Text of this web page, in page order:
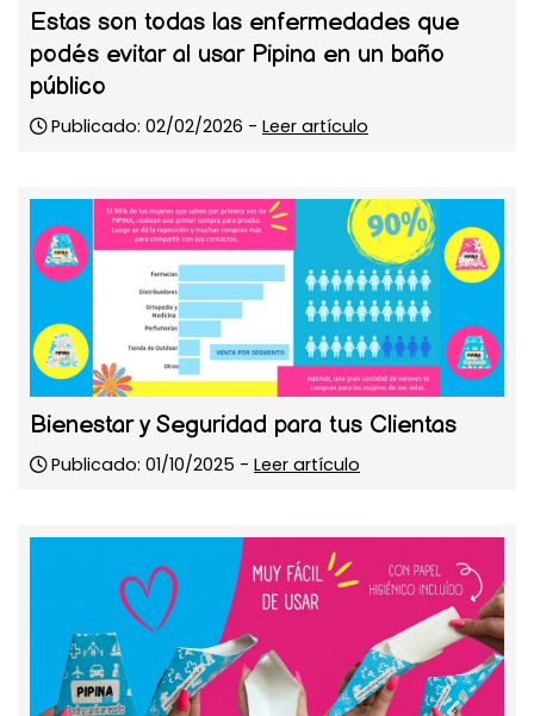
Estas son todas las enfermedades que
podés evitar al usar Pipina en un baño
público
Publicado: 02/02/2026 - Leer artículo
Bienestar y Seguridad para tus Clientas
Publicado: 01/10/2025 - Leer artículo